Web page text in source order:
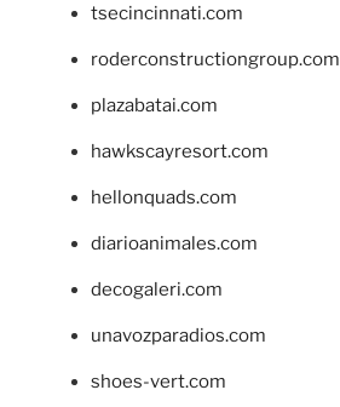
tsecincinnati.com
roderconstructiongroup.com
plazabatai.com
hawkscayresort.com
hellonquads.com
diarioanimales.com
decogaleri.com
unavozparadios.com
shoes-vert.com